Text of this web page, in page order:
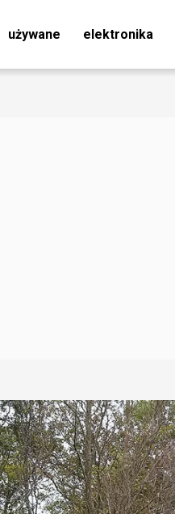
używane elektronika